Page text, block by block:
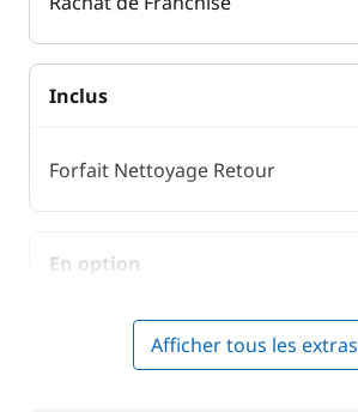
Inclus
Forfait Nettoyage Retour
En option
Avitaillement
Afficher tous les extras